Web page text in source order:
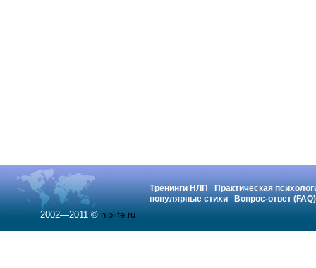
Тренинги НЛП
Практическая
популярные стихи
Вопрос-ответ (FAQ)
2002—2011 © nlplife.ru